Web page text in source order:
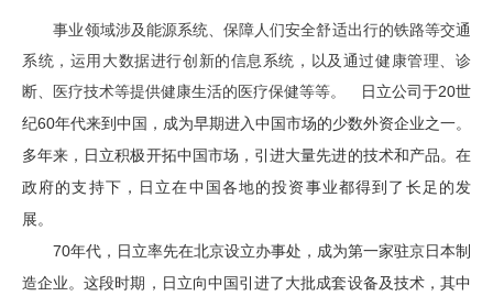
事业领域涉及能源系统、保障人们安全舒适出行的铁路等交通
系统，运用大数据进行创新的信息系统，以及通过健康管理、诊
断、医疗技术等提供健康生活的医疗保健等等。
日立公司于20世
纪60年代来到中国，成为早期进入中国市场的少数外资企业之一。
多年来，日立积极开拓中国市场，引进大量先进的技术和产品。在
政府的支持下，日立在中国各地的投资事业都得到了长足的发
展。
70年代，日立率先在北京设立办事处，成为第一家驻京日本制
造企业。这段时期，日立向中国引进了大批成套设备及技术，其中